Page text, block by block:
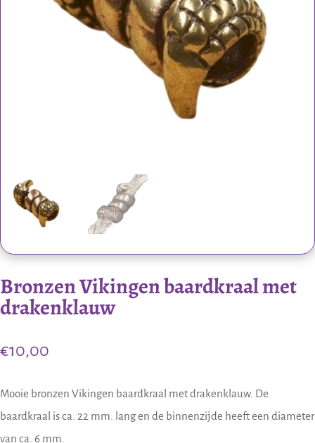
Bronzen Vikingen baardkraal met
drakenklauw
€10,00
Mooie bronzen Vikingen baardkraal met drakenklauw. De
baardkraal is ca. 22 mm. lang en de binnenzijde heeft een diameter
van ca. 6 mm.